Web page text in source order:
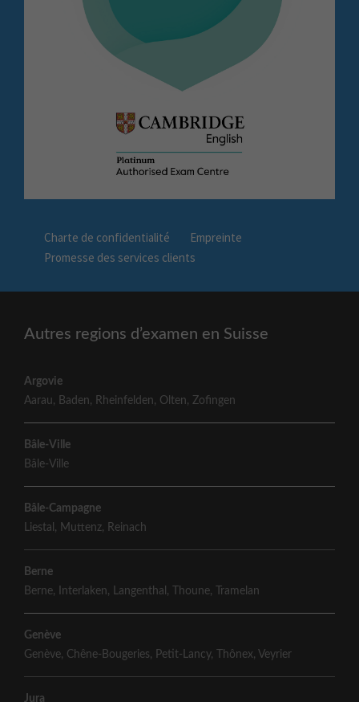
Charte de confidentialité
Empreinte
Promesse des services clients
Autres regions d’examen en Suisse
Argovie
Aarau, Baden, Rheinfelden, Olten,Zofingen
Bâle-Ville
Bâle-Ville
Bâle-Campagne
Liestal , Muttenz, Reinach
Berne
Berne, Interlaken, Langenthal , Thoune, Tramelan
Genève
Genève, Chêne-Bougeries, Petit-Lancy, Thônex, Veyrier
Jura